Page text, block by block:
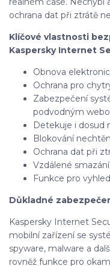
ochrana dat při ztrátě
Klíčové vlastnosti
Kaspersky Internet
Obnova
Ochrana pro
Zabezpečení
podvodným
Detekuje i dosud
Blokování
Ochrana dat při
Vzdálené
Funkce pro
Důkladné
Kaspersky Internet
mobilní zařízení se
spyware, malware a
rovněž funkce pro